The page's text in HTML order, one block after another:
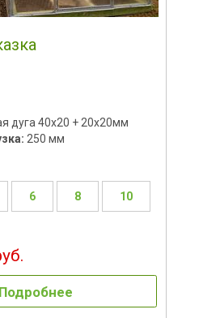
дуга 40х20 + 20х20мм
250 мм
6 8 10
Подробнее